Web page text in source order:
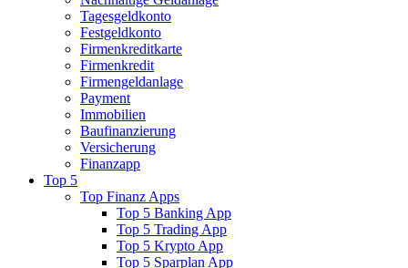
Tagesgeldkonto
Festgeldkonto
Firmenkreditkarte
Firmenkredit
Firmengeldanlage
Payment
Immobilien
Baufinanzierung
Versicherung
Finanzapp
Top 5
Top Finanz Apps
Top 5 Banking App
Top 5 Trading App
Top 5 Krypto App
Top 5 Sparplan App